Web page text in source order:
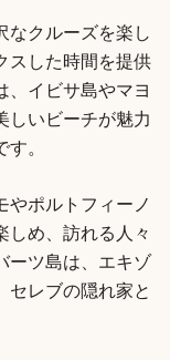
クルーズを楽し
スした時間を提供
イビサ島やマヨ
いビーチが魅力
。
ポルトフィーノ
め、訪れる人々
ーツ島は、エキゾ
レブの隠れ家と